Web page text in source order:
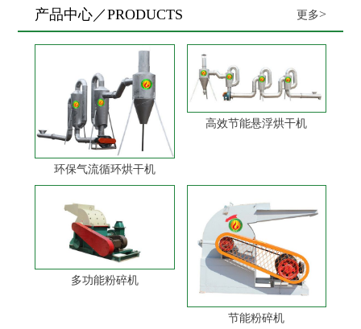
产品中心／PRODUCTS 更多>
环保气流循环烘干机
高效节能悬浮烘干机
多功能粉碎机
节能粉碎机